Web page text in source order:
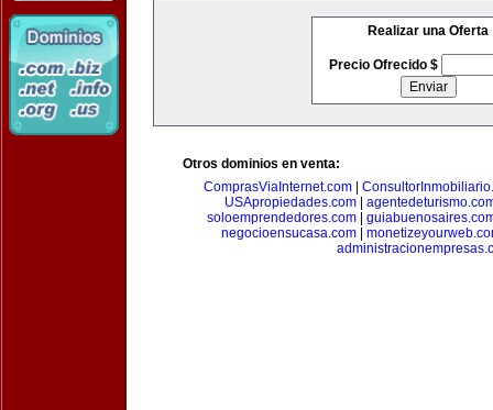
Realizar una Oferta
Precio Ofrecido $
Otros dominios en venta:
ComprasViaInternet.com
USApropiedades.com|
soloemprendedores.com|
negocioensucasa.com